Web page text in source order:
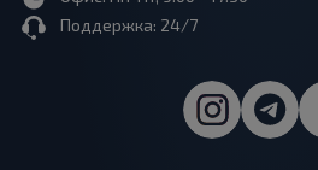
Поддержка: 24/7